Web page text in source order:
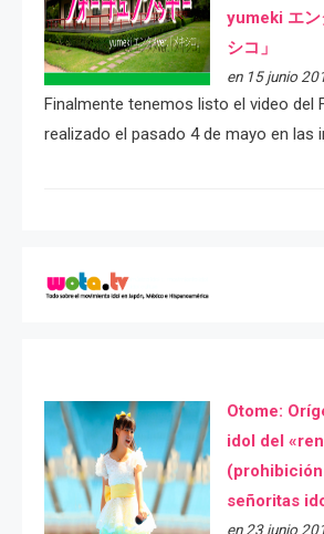
yumeki エン
シコ」
en 15 junio
Finalmente tenemos listo el video del
realizado el pasado 4 de mayo en las
Otome:
idol del
señoritas
en 23 junio